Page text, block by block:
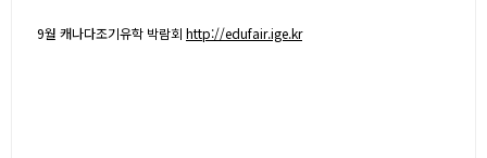
9월 캐나다조기유학 박람회 http://edufair.ige.kr